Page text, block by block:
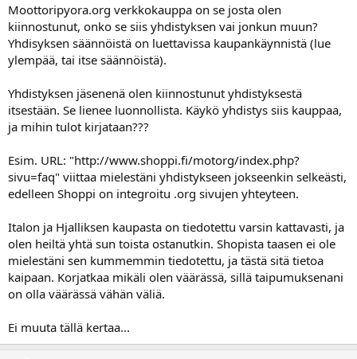
Moottoripyora.org verkkokauppa on se josta olen
kiinnostunut, onko se siis yhdistyksen vai jonkun muun?
Yhdisyksen säännöistä on luettavissa kaupankäynnistä (lue
ylempää, tai itse säännöistä).
Yhdistyksen jäsenenä olen kiinnostunut yhdistyksestä
itsestään. Se lienee luonnollista. Käykö yhdistys siis kauppaa,
ja mihin tulot kirjataan???
Esim. URL: "http://www.shoppi.fi/motorg/index.php?
sivu=faq" viittaa mielestäni yhdistykseen jokseenkin selkeästi,
edelleen Shoppi on integroitu .org sivujen yhteyteen.
Italon ja Hjalliksen kaupasta on tiedotettu varsin kattavasti, ja
olen heiltä yhtä sun toista ostanutkin. Shopista taasen ei ole
mielestäni sen kummemmin tiedotettu, ja tästä sitä tietoa
kaipaan. Korjatkaa mikäli olen väärässä, sillä taipumuksenani
on olla väärässä vähän väliä.
Ei muuta tällä kertaa...